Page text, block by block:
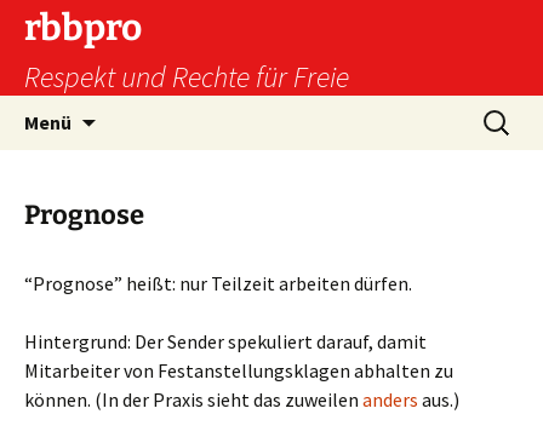
Zum
Inhalt
springen
rbbpro
Respekt und Rechte für Freie
Menü
Suchen
nach:
Prognose
“Prognose” heißt: nur Teilzeit arbeiten dürfen.
Hintergrund: Der Sender spekuliert darauf, damit
Mitarbeiter von Festanstellungsklagen abhalten zu
können. (In der Praxis sieht das zuweilen anders aus.)